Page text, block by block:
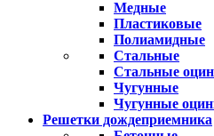
Медные
Пластиковые
Полиамидные
Стальные
Стальные
Чугунные
Чугунные
Решетки дождеприемника